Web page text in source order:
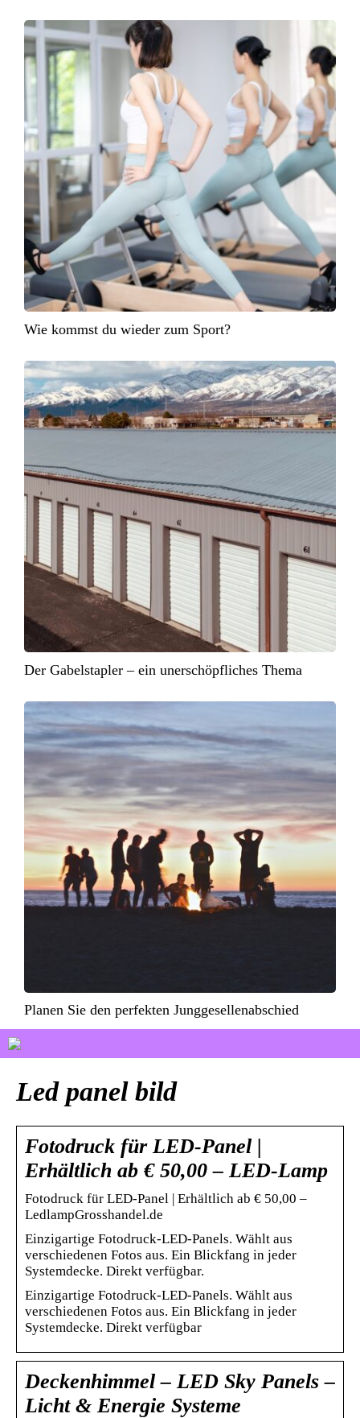
Wie kommst du wieder zum Sport?
Der Gabelstapler – ein unerschöpfliches Thema
Planen Sie den perfekten Junggesellenabschied
Led panel bild
Fotodruck für LED-Panel |
Erhältlich ab € 50,00 – LED-Lamp
Fotodruck für LED-Panel | Erhältlich ab € 50,00 –
LedlampGrosshandel.de
Einzigartige Fotodruck-LED-Panels. Wählt aus
verschiedenen Fotos aus. Ein Blickfang in jeder
Systemdecke. Direkt verfügbar.
Einzigartige Fotodruck-LED-Panels. Wählt aus
verschiedenen Fotos aus. Ein Blickfang in jeder
Systemdecke. Direkt verfügbar
Deckenhimmel – LED Sky Panels –
Licht & Energie Systeme